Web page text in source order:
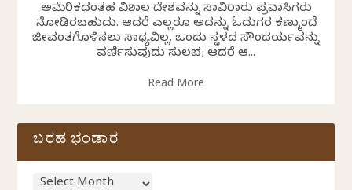
ಅಮೆರಿಕದಂತಹ ವಿಶಾಲ ದೇಶವನ್ನು ಸಾವಿರಾರು ಪ್ರವಾಸಿಗರು
ನೋಡಿರಬಹುದು. ಆದರೆ ಎಲ್ಲರೂ ಅದನ್ನು ಓದುಗರ ಕಣ್ಮುಂದೆ
ಜೀವಂತಗೊಳಿಸಲು ಸಾಧ್ಯವಿಲ್ಲ. ಒಂದು ಸ್ಥಳದ ಸೌಂದರ್ಯವನ್ನು
ವರ್ಣಿಸುವುದು ಸುಲಭ; ಆದರೆ ಆ...
Read More
ಬರಹ ಭಂಡಾರ